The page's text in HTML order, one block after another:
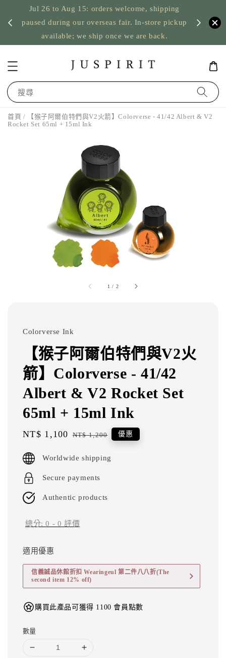
Jul 26 to Aug 15: orders welcome, shipping
paused during our overseas fair. In-store pickup
available; we ship once we are back.
US
搜尋
首頁 / 【猴子阿爾伯特們與V2火箭】Colorverse - 41/42 Albert & V2
Rocket Set 65ml + 15ml Ink
1 / 2
Colorverse Ink
【猴子阿爾伯特們與V2火
箭】Colorverse - 41/42
Albert & V2 Rocket Set
65ml + 15ml Ink
Sale
NT$ 1,100 Regular
NT$ 1,200 優惠
Worldwide shipping
Secure payments
Authentic products
總分:0 - 0 評價
適用優惠
信義誠品休館折扣 Wearingeul 第二件八八折(The
second item 12% off)
購買此產品可獲得 1100 會員點數
數量